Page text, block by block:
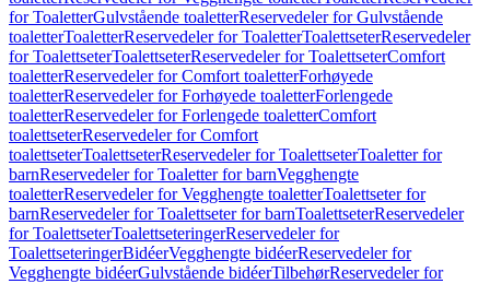
for ToaletterGulvstående toaletterReservedeler for Gulvstående
toaletterToaletterReservedeler for ToaletterToalettseterReservedeler
for ToalettseterToalettseterReservedeler for ToalettseterComfort
toaletterReservedeler for Comfort toaletterForhøyede
toaletterReservedeler for Forhøyede toaletterForlengede
toaletterReservedeler for Forlengede toaletterComfort
toalettseterReservedeler for Comfort
toalettseterToalettseterReservedeler for ToalettseterToaletter for
barnReservedeler for Toaletter for barnVegghengte
toaletterReservedeler for Vegghengte toaletterToalettseter for
barnReservedeler for Toalettseter for barnToalettseterReservedeler
for ToalettseterToalettseteringerReservedeler for
ToalettseteringerBidéerVegghengte bidéerReservedeler for
Vegghengte bidéerGulvstående bidéerTilbehørReservedeler for